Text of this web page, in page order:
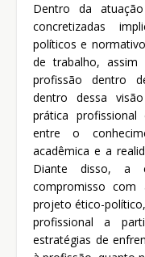
Dentro da
concretizadas
políticos e
de trabalho,
profissão dentro
dentro dessa
prática
entre o
acadêmica e a
Diante disso, a
compromisso
projeto ético-
profissional a
estratégias de